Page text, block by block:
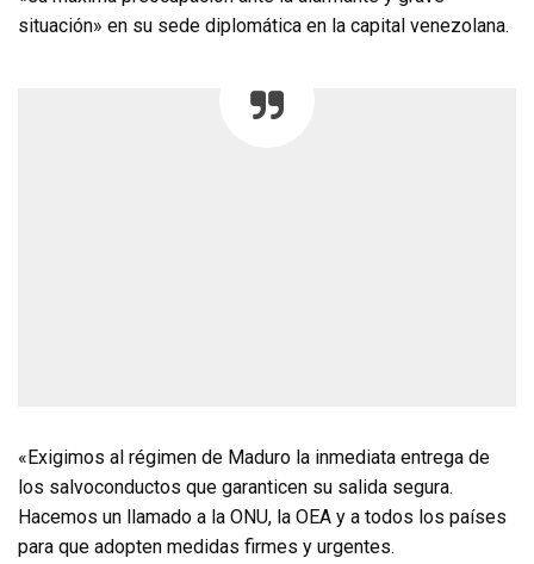
situación» en su sede diplomática en la capital venezolana.
«Exigimos al régimen de Maduro la inmediata entrega de
los salvoconductos que garanticen su salida segura.
Hacemos un llamado a la ONU, la OEA y a todos los países
para que adopten medidas firmes y urgentes.